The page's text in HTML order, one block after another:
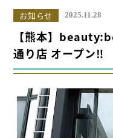
お知らせ 2025.11.28
【熊本】
通り店 オープン‼